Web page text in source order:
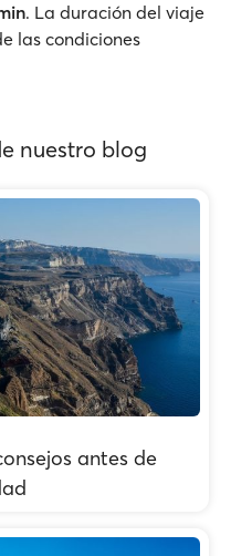
. La duración del viaje
las condiciones
nuestro blog
antes de